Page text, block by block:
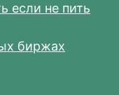
если не пить
биржах